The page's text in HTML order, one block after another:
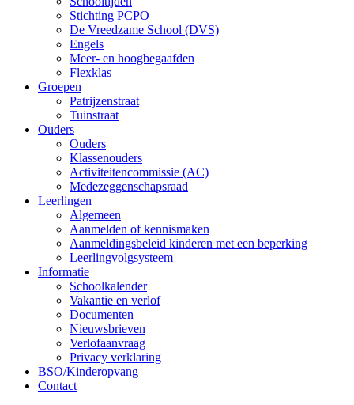
Stichting PCPO
De Vreedzame School (DVS)
Engels
Meer- en hoogbegaafden
Flexklas
Groepen
Patrijzenstraat
Tuinstraat
Ouders
Ouders
Klassenouders
Activiteitencommissie (AC)
Medezeggenschapsraad
Leerlingen
Algemeen
Aanmelden of kennismaken
Aanmeldingsbeleid kinderen met een beperking
Leerlingvolgsysteem
Informatie
Schoolkalender
Vakantie en verlof
Documenten
Nieuwsbrieven
Verlofaanvraag
Privacy verklaring
BSO/Kinderopvang
Contact